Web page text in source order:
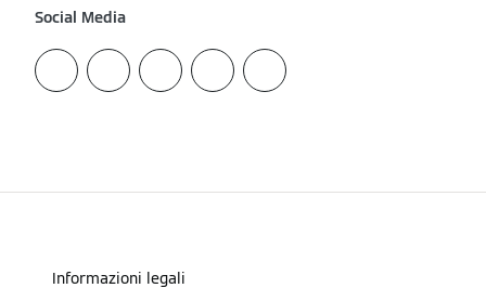
Social Media
Informazioni legali